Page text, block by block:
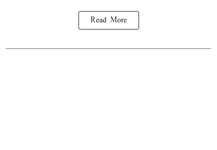
Read More